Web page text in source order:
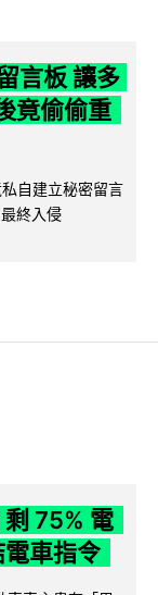
言板 讓多
竟偷偷重
自建立秘密留言
終入侵
75% 電
車指令